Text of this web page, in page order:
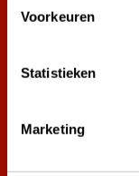
Voorkeuren
Statistieken
Marketing
Mehr als
Melde dich für
die besten